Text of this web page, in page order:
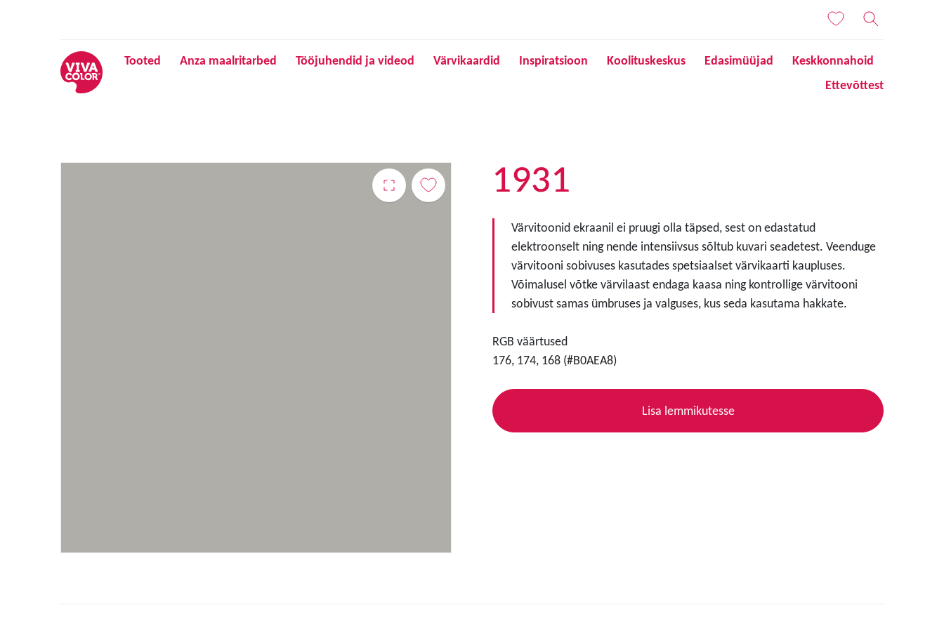
Tooted Anza maalritarbed Tööjuhendid ja videod Värvikaardid Inspiratsioon Koolituskeskus Edasimüüjad
Keskkonnahoid
Ettevõttest
1931
Värvitoonid ekraanil ei pruugi olla täpsed, sest on edastatud
elektroonselt ning nende intensiivsus sõltub kuvari seadetest. Veenduge
värvitooni sobivuses kasutades spetsiaalset värvikaarti kaupluses.
Võimalusel võtke värvilaast endaga kaasa ning kontrollige värvitooni
sobivust samas ümbruses ja valguses, kus seda kasutama hakkate.
RGB väärtused
176, 174, 168 (#B0AEA8)
Lisa lemmikutesse